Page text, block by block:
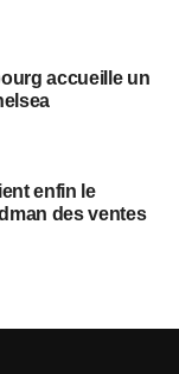
accueille un
enfin le
des ventes